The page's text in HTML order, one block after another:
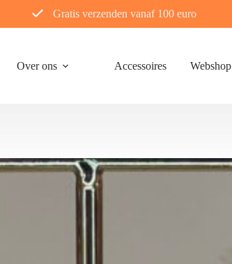
Gratis verzenden vanaf 100 euro
Over ons Accessoires Webshop